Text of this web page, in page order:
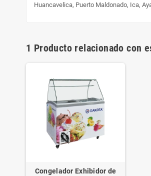
Huancavelica, Puerto Maldonado, Ica,
1 Producto relacionado con
Congelador Exhibidor de